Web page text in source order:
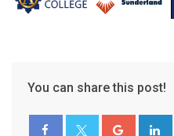
You can share this post!
Google+